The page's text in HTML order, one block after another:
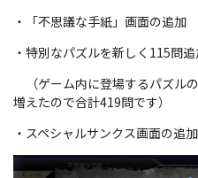
・「不思議な手紙」画面の追加
・特別なパズルを新しく115問
（ゲーム内に登場するパズル
増えたので合計419問です）
・スペシャルサンクス画面の追加